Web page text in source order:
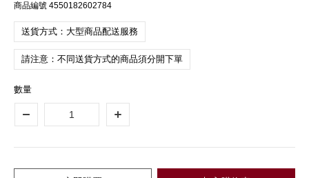
商品編號 4550182602784
送貨方式：大型商品配送服務
請注意：不同送貨方式的商品須分開下單
數量